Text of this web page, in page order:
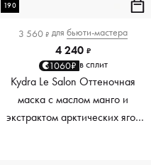
190
3 560 ₽ для бьюти-мастера
4 240 ₽
1060₽ в сплит
Kydra Le Salon Оттеночная
маска с маслом манго и
экстрактом арктических ягод